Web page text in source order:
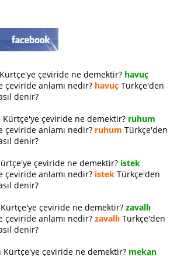
çeviride ne demektir? havuç
çeviride anlamı nedir? havuç Türkçe'den
denir?
Kürtçe'ye çeviride ne demektir? ruhum
çeviride anlamı nedir? ruhum Türkçe'den
denir?
çeviride ne demektir? istek
çeviride anlamı nedir? istek Türkçe'den
denir?
çeviride ne demektir? zavallı
çeviride anlamı nedir? zavallı Türkçe'den
denir?
Kürtçe'ye çeviride ne demektir? mekan